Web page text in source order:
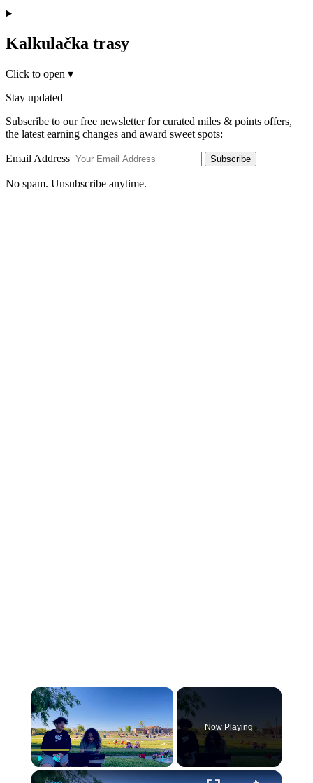
Kalkulačka trasy
Click to open ▾
Stay updated
Subscribe to our free newsletter for curated miles & points offers,
the latest earning changes and award sweet spots:
Email Address Subscribe
No spam. Unsubscribe anytime.
Unmute
Now Playing